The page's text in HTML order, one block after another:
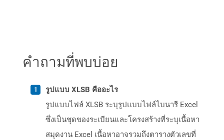
คำถามที่พบบ่อย
รูปแบบ XLSB คืออะไร
รูปแบบไฟล์ XLSB ระบุรูปแบบไฟล์ไบนารี Excel
ซึ่งเป็นชุดของระเบียนและโครงสร้างที่ระบุเนื้อหา
สมุดงาน Excel เนื้อหาอาจรวมถึงตารางตัวเลขที่